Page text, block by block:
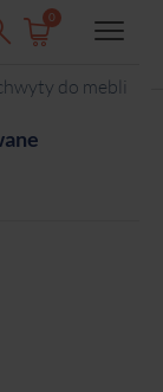
0
do mebli